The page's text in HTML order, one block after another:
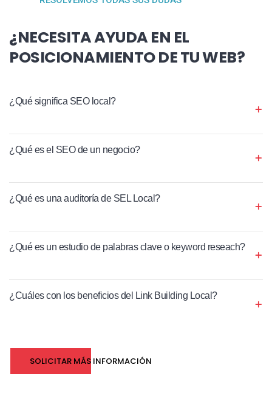
¿NECESITA AYUDA EN EL
POSICIONAMIENTO DE TU WEB?
¿Qué significa SEO local?
¿Qué es el SEO de un negocio?
¿Qué es una auditoría de SEL Local?
¿Qué es un estudio de palabras clave o keyword reseach?
¿Cuáles con los beneficios del Link Building Local?
SOLICITAR MÁS INFORMACIÓN